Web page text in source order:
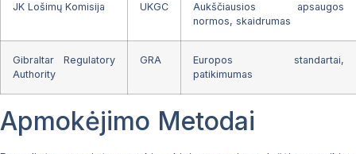
JK Lošimų Komisija UKGC
Aukščiausios apsaugos
normos, skaidrumas
Gibraltar Regulatory
Authority
GRA
Europos standartai,
patikimumas
Apmokėjimo Metodai